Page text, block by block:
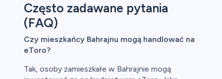
Często zadawane pytania
(FAQ)
Czy mieszkańcy Bahrajnu mogą handlować na
eToro?
Tak, osoby zamieszkałe w Bahrajnie mogą